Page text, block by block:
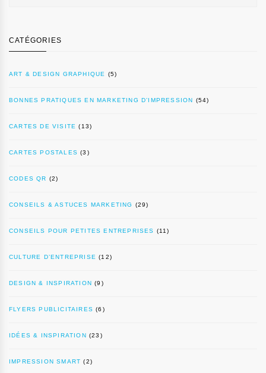
CATÉGORIES
ART & DESIGN GRAPHIQUE (5)
BONNES PRATIQUES EN MARKETING D’IMPRESSION (54)
CARTES DE VISITE (13)
CARTES POSTALES (3)
CODES QR (2)
CONSEILS & ASTUCES MARKETING (29)
CONSEILS POUR PETITES ENTREPRISES (11)
CULTURE D’ENTREPRISE (12)
DESIGN & INSPIRATION (9)
FLYERS PUBLICITAIRES (6)
IDÉES & INSPIRATION (23)
IMPRESSION SMART (2)